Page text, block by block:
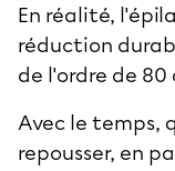
En réalité,
réduction
de l'ordre de 80
Avec le temps,
repousser, en